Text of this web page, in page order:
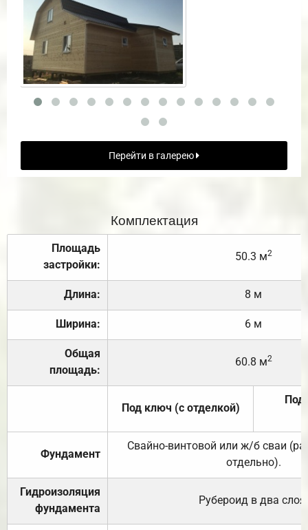
Перейти в галерею
Комплектация
Площадь
застройки:
50.3 м2
Длина: 8 м
Ширина: 6 м
Общая
площадь:
60.8 м2
Под ключ (с отделкой)
Под
Фундамент
Свайно-винтовой или ж/б сваи
отдельно).
Гидроизоляция
фундамента
Рубероид в два слоя.